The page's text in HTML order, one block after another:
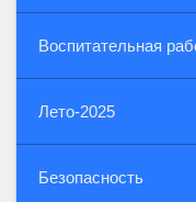
Воспитательная
Лето-2025
Безопасность